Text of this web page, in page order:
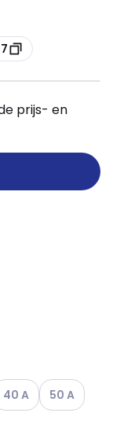
prijs- en
niet mogelijk)
varianten
40 A Andere
50 A
combinatie niet
(Huidige